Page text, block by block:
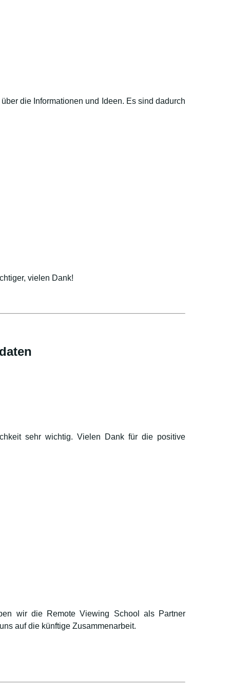
die Informationen und Ideen. Es sind dadurch
vielen Dank!
sehr wichtig. Vielen Dank für die positive
wir die Remote Viewing School als Partner
auf die künftige Zusammenarbeit.